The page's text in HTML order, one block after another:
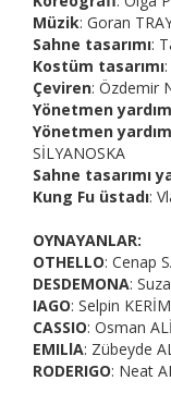
Müzik: Goran
Sahne tasarımı:
Kostüm tasarımı
Çeviren: Özdemir
Yönetmen
Yönetmen
SİLYANOSKA
Sahne tasarımı
Kung Fu üstadı:
OYNAYANLAR:
OTHELLO: Cenap
DESDEMONA:
IAGO: Selpin KERİM
CASSIO: Osman ALİ
EMILlA: Zübeyde
RODERIGO: Neat